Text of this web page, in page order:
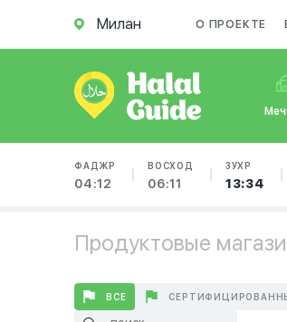
Милан О ПРОЕКТЕ
ФАДЖР
04:12
ВОСХОД
06:11
ЗУХР
13:34
Продуктовые
ВСЕ